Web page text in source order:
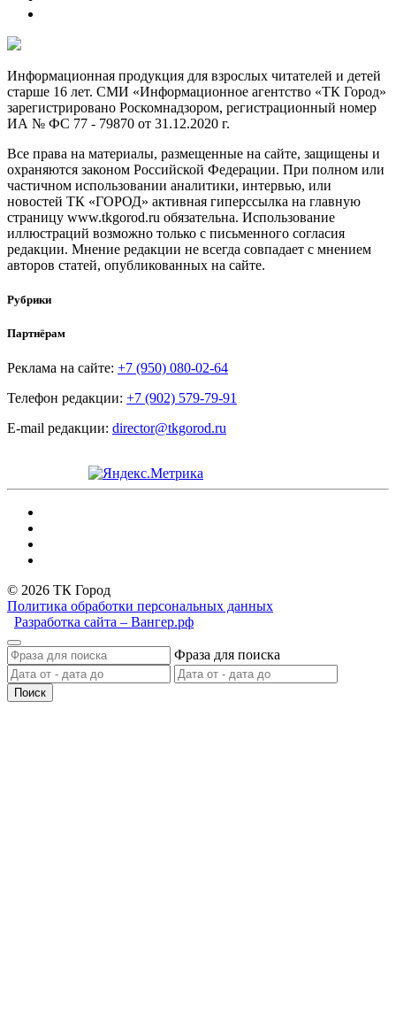
Информационная продукция для взрослых читателей и детей
старше 16 лет. СМИ «Информационное агентство «ТК Город»
зарегистрировано Роскомнадзором, регистрационный номер
ИА № ФС 77 - 79870 от 31.12.2020 г.
Все права на материалы, размещенные на сайте, защищены и
охраняются законом Российской Федерации. При полном или
частичном использовании аналитики, интервью, или
новостей ТК «ГОРОД» активная гиперссылка на главную
страницу www.tkgorod.ru обязательна. Использование
иллюстраций возможно только с письменного согласия
редакции. Мнение редакции не всегда совпадает с мнением
авторов статей, опубликованных на сайте.
Рубрики
Партнёрам
Реклама на сайте: +7 (950) 080-02-64
Телефон редакции: +7 (902) 579-79-91
E-mail редакции: director@tkgorod.ru
© 2026 ТК Город
Политика обработки персональных данных
Разработка сайта – Вангер.рф
Фраза для поиска
Поиск